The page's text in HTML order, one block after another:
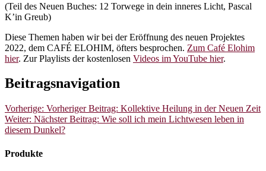
(Teil des Neuen Buches: 12 Torwege in dein inneres Licht, Pascal
K’in Greub)
Diese Themen haben wir bei der Eröffnung des neuen Projektes
2022, dem CAFÉ ELOHIM, öfters besprochen. Zum Café Elohim
hier. Zur Playlists der kostenlosen Videos im YouTube hier.
Beitragsnavigation
Vorherige: Vorheriger Beitrag: Kollektive Heilung in der Neuen Zeit
Weiter: Nächster Beitrag: Wie soll ich mein Lichtwesen leben in
diesem Dunkel?
Produkte